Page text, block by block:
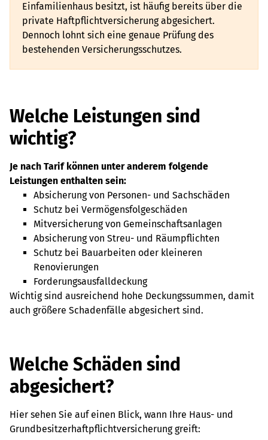
Einfamilienhaus besitzt, ist häufig bereits über die
private Haftpflichtversicherung abgesichert.
Dennoch lohnt sich eine genaue Prüfung des
bestehenden Versicherungsschutzes.
Welche Leistungen sind
wichtig?
Je nach Tarif können unter anderem folgende
Leistungen enthalten sein:
Absicherung von Personen- und Sachschäden
Schutz bei Vermögensfolgeschäden
Mitversicherung von Gemeinschaftsanlagen
Absicherung von Streu- und Räumpflichten
Schutz bei Bauarbeiten oder kleineren
Renovierungen
Forderungsausfalldeckung
Wichtig sind ausreichend hohe Deckungssummen, damit
auch größere Schadenfälle abgesichert sind.
Welche Schäden sind
abgesichert?
Hier sehen Sie auf einen Blick, wann Ihre Haus- und
Grundbesitzerhaftpflichtversicherung greift: